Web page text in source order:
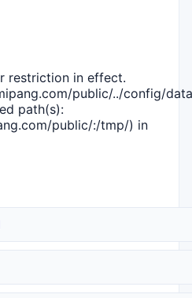
restriction in effect.
public/../config/
path(s):
public/:/tmp/) in